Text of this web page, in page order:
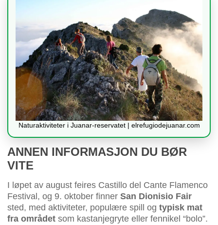
Naturaktiviteter i Juanar-reservatet | elrefugiodejuanar.com
ANNEN INFORMASJON DU BØR
VITE
I løpet av august feires Castillo del Cante Flamenco
Festival, og 9. oktober finner San Dionisio Fair
sted, med aktiviteter, populære spill og typisk mat
fra området som kastanjegryte eller fennikel “bolo”.